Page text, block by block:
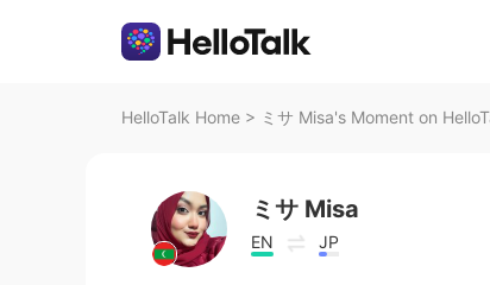
HelloTalk Home > ミサ Misa's Moment on
ミサ Misa
EN JP